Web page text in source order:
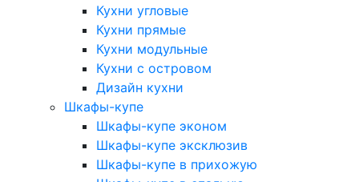
Кухни угловые
Кухни прямые
Кухни модульные
Кухни с островом
Дизайн кухни
Шкафы-купе
Шкафы-купе эконом
Шкафы-купе эксклюзив
Шкафы-купе в прихожую